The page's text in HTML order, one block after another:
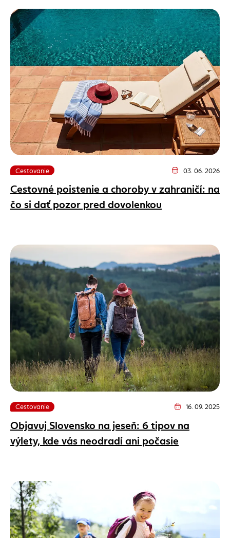
Cestovanie Dátum vydania
03. 06. 2026
Cestovné poistenie a choroby v zahraničí: na
čo si dať pozor pred dovolenkou
Cestovanie Dátum vydania
16. 09. 2025
Objavuj Slovensko na jeseň: 6 tipov na
výlety, kde vás neodradí ani počasie